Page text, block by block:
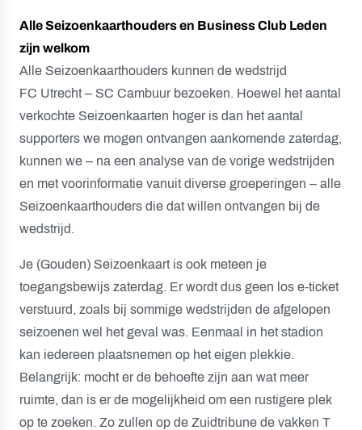
Alle Seizoenkaarthouders en Business Club Leden
zijn welkom
Alle Seizoenkaarthouders kunnen de wedstrijd
FC Utrecht – SC Cambuur bezoeken. Hoewel het aantal
verkochte Seizoenkaarten hoger is dan het aantal
supporters we mogen ontvangen aankomende zaterdag,
kunnen we – na een analyse van de vorige wedstrijden
en met voorinformatie vanuit diverse groeperingen – alle
Seizoenkaarthouders die dat willen ontvangen bij de
wedstrijd.
Je (Gouden) Seizoenkaart is ook meteen je
toegangsbewijs zaterdag. Er wordt dus geen los e-ticket
verstuurd, zoals bij sommige wedstrijden de afgelopen
seizoenen wel het geval was. Eenmaal in het stadion
kan iedereen plaatsnemen op het eigen plekkie.
Belangrijk: mocht er de behoefte zijn aan wat meer
ruimte, dan is er de mogelijkheid om een rustigere plek
op te zoeken. Zo zullen op de Zuidtribune de vakken T